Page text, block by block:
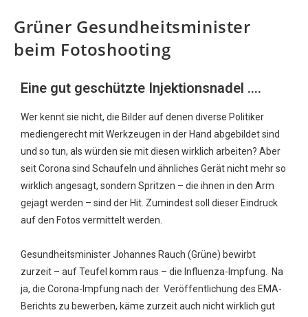
Grüner Gesundheitsminister
beim Fotoshooting
Eine gut geschützte Injektionsnadel ....
Wer kennt sie nicht, die Bilder auf denen diverse Politiker
mediengerecht mit Werkzeugen in der Hand abgebildet sind
und so tun, als würden sie mit diesen wirklich arbeiten? Aber
seit Corona sind Schaufeln und ähnliches Gerät nicht mehr so
wirklich angesagt, sondern Spritzen – die ihnen in den Arm
gejagt werden – sind der Hit. Zumindest soll dieser Eindruck
auf den Fotos vermittelt werden.
Gesundheitsminister Johannes Rauch (Grüne) bewirbt
zurzeit – auf Teufel komm raus – die Influenza-Impfung. Na
ja, die Corona-Impfung nach der Veröffentlichung des EMA-
Berichts zu bewerben, käme zurzeit auch nicht wirklich gut